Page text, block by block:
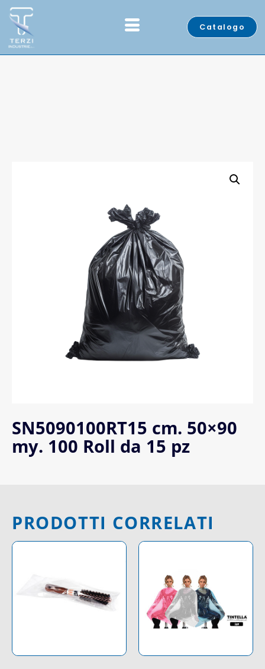
Catalogo
SN5090100RT15 cm. 50×90
my. 100 Roll da 15 pz
PRODOTTI CORRELATI